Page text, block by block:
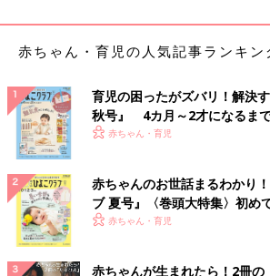
赤ちゃん・育児の人気記事ランキン
育児の困ったがズバリ！解決
秋号』 4カ月～2才になるま
いっぱい！
赤ちゃん・育児
赤ちゃんのお世話まるわかり
ブ 夏号』〈巻頭大特集〉初め
く！ おっぱい・ミルクの基本
赤ちゃん・育児
赤ちゃんが生まれたら！2冊の